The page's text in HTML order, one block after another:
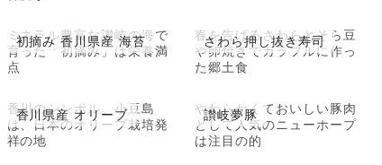
初摘み 香川県産 海苔
ミネラル豊富な讃岐の海で
育った「初摘み」は栄養満
点
さわら押し抜き寿司
春を告げるさわらとそら豆
や卵焼きでカラフルに作っ
た郷土食
香川県産 オリーブ
香川のシンボル。小豆島
は、日本のオリーブ栽培発
祥の地
讃岐夢豚
やわらかくておいしい豚肉
として人気のニューホープ
は注目の的